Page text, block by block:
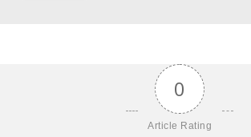
0
Article Rating